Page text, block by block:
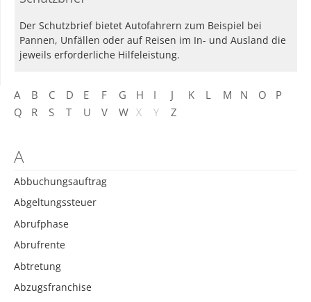
A B C D E F G H I J K L M N O
P
Q
R S T U V W X Y Z
A
Abbuchungsauftrag
Abgeltungssteuer
Abrufphase
Abrufrente
Abtretung
Abzugsfranchise
Der Schutzbrief bietet Autofahrern zum Beispiel bei
Pannen, Unfällen oder auf Reisen im In- und Ausland die
jeweils erforderliche Hilfeleistung.